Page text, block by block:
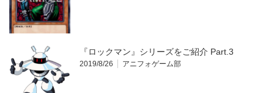
『ロックマン』シリーズをご紹介 Part.3
2019/8/26 アニフォゲーム部